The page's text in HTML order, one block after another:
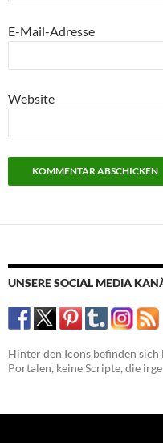
E-Mail-Adresse
Website
UNSERE SOCIAL MEDIA
Hinter den Icons befinden
Portalen, keine Scripte, die